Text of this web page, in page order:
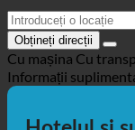
Obțineți direcții
Cu mașina